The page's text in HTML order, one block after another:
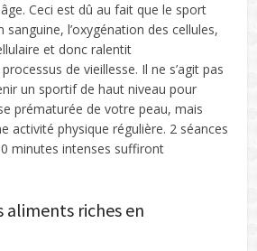
Ceci est dû au fait que le sport
l’oxygénation des cellules,
et donc ralentit
de vieillesse. Il ne s’agit pas
un sportif de haut niveau pour
prématurée de votre peau, mais
activité physique régulière. 2 séances
minutes intenses suffiront
aliments riches en